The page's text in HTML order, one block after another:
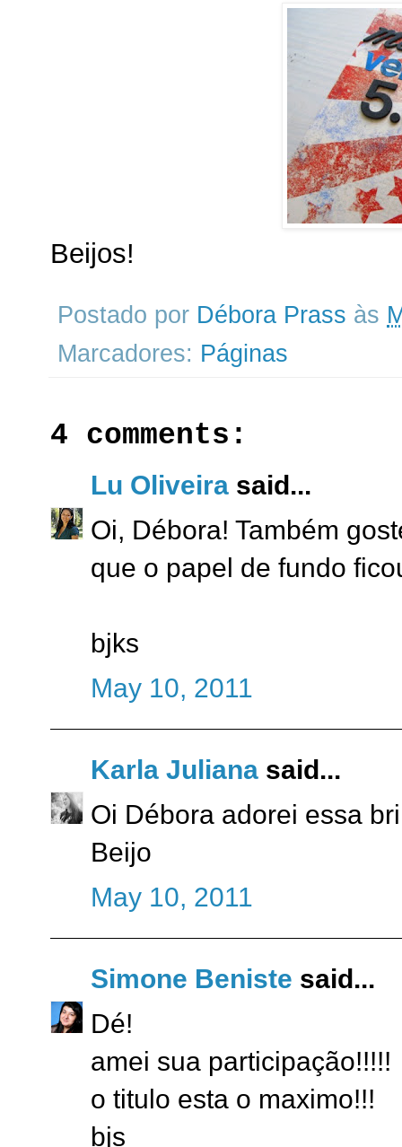
Beijos!
Postado por Débora Prass às
Marcadores: Páginas
4 comments:
Lu Oliveira said...
Oi, Débora! Também
que o papel de fundo
bjks
May 10, 2011
Karla Juliana said...
Oi Débora adorei essa
Beijo
May 10, 2011
Simone Beniste said...
Dé!
amei sua participação!!!!!
o titulo esta o maximo!!!
bjs